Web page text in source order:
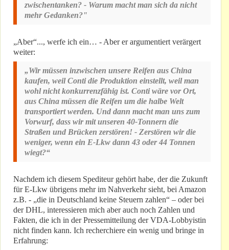
zwischentanken? - Warum macht man sich da nicht
mehr Gedanken?"
„Aber“..., werfe ich ein… - Aber er argumentiert verärgert
weiter:
„Wir müssen inzwischen unsere Reifen aus China
kaufen, weil Conti die Produktion einstellt, weil man
wohl nicht konkurrenzfähig ist. Conti wäre vor Ort,
aus China müssen die Reifen um die halbe Welt
transportiert werden. Und dann macht man uns zum
Vorwurf, dass wir mit unseren 40-Tonnern die
Straßen und Brücken zerstören! - Zerstören wir die
weniger, wenn ein E-Lkw dann 43 oder 44 Tonnen
wiegt?“
Nachdem ich diesem Spediteur gehört habe, der die Zukunft
für E-Lkw übrigens mehr im Nahverkehr sieht, bei Amazon
z.B. - „die in Deutschland keine Steuern zahlen“ – oder bei
der DHL, interessieren mich aber auch noch Zahlen und
Fakten, die ich in der Pressemitteilung der VDA-Lobbyistin
nicht finden kann. Ich recherchiere ein wenig und bringe in
Erfahrung: